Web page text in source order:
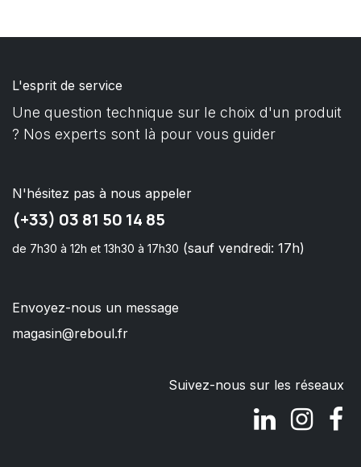
L'esprit de service
Une question technique sur le choix d'un produit
? Nos experts sont là pour vous guider
N'hésitez pas à nous appeler
(+33) 03 81 50 14 85
de 7h30 à 12h et 13h30 à 17h30 (sauf vendredi: 17h)
Envoyez-nous un message
magasin@reboul.fr
Suivez-nous sur les réseaux